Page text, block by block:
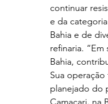
continuar
e da
Bahia e de
refinaria.
Bahia,
Sua
planejado do